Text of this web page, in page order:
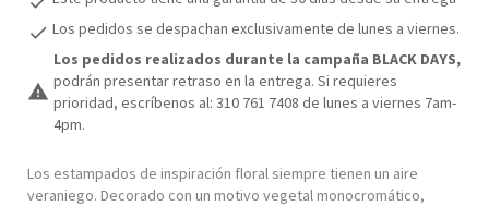
Los estampados de inspiración floral siempre tienen un aire
veraniego. Decorado con un motivo vegetal monocromático,
check Los pedidos se despachan exclusivamente de lunes a viernes.
warning
Los pedidos realizados durante la campaña BLACK DAYS,
podrán presentar retraso en la entrega. Si requieres
prioridad, escríbenos al: 310 761 7408 de lunes a viernes 7am-
4pm.